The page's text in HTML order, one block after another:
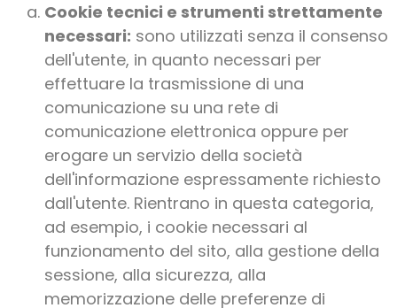
Cookie tecnici e strumenti strettamente
necessari: sono utilizzati senza il consenso
dell'utente, in quanto necessari per
effettuare la trasmissione di una
comunicazione su una rete di
comunicazione elettronica oppure per
erogare un servizio della società
dell'informazione espressamente richiesto
dall'utente. Rientrano in questa categoria,
ad esempio, i cookie necessari al
funzionamento del sito, alla gestione della
sessione, alla sicurezza, alla
memorizzazione delle preferenze di